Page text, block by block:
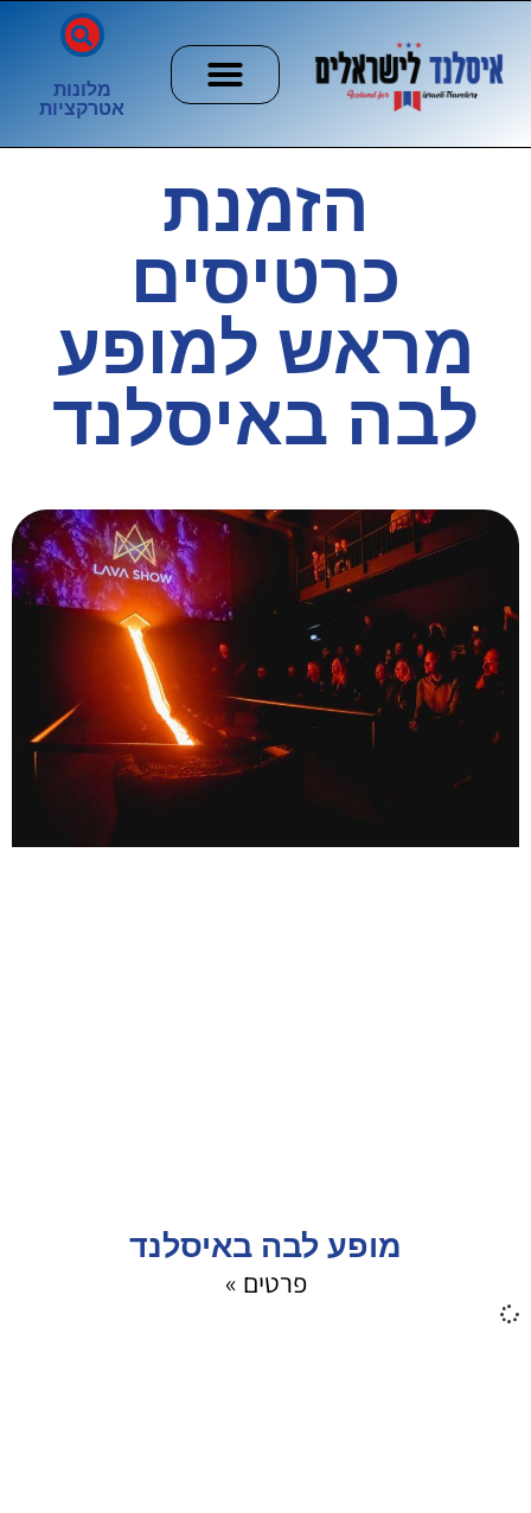
מלונות
אטרקציות
הזמנת
כרטיסים
מראש למופע
לבה באיסלנד
מופע לבה באיסלנד
פרטים »